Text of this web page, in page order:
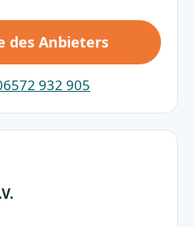
des Anbieters
932 905